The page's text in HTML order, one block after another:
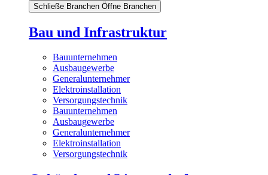
Schließe Branchen Öffne Branchen
Bau und Infrastruktur
Bauunternehmen
Ausbaugewerbe
Generalunternehmer
Elektroinstallation
Versorgungstechnik
Bauunternehmen
Ausbaugewerbe
Generalunternehmer
Elektroinstallation
Versorgungstechnik